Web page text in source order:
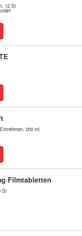
12 St
200 ml
Filmtabletten
St